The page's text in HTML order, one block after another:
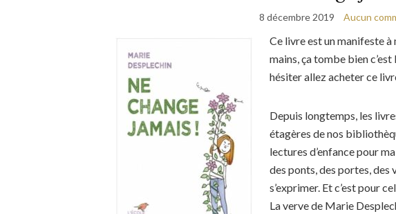
8 décembre 2019 Aucun
Ce livre est un manifeste
mains, ça tombe bien
hésiter allez acheter ce
Depuis longtemps, les
étagères de nos
lectures d’enfance pour
des ponts, des portes,
s’exprimer. Et c’est pour
La verve de Marie